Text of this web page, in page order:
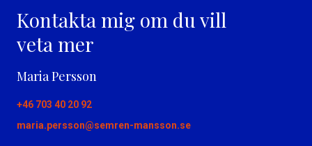
Kontakta mig om du vill
veta mer
Maria Persson
+46 703 40 20 92
maria.persson@semren-mansson.se